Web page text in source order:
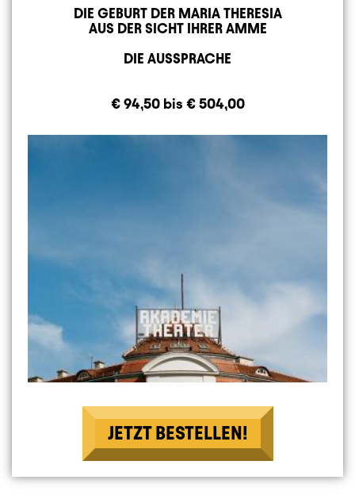
DIE GEBURT DER MARIA THERESIA
AUS DER SICHT IHRER AMME
DIE AUSSPRACHE
€ 94,50 bis € 504,00
Image
JETZT BESTELLEN!